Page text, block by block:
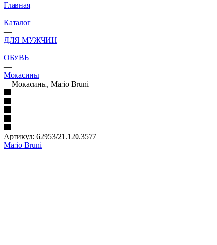
Главная
—
Каталог
—
ДЛЯ МУЖЧИН
—
ОБУВЬ
—
Мокасины
—Мокасины, Mario Bruni
Артикул: 62953/21.120.3577
Mario Bruni